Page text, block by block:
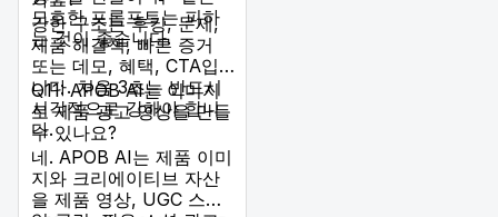
모호한 프롬프트는 피하
는 것이 좋습니다.
강한 구조는 후킹, 문제,
제품 해결책, 빠른 증거
또는 데모, 혜택, CTA입
니다. 처음 3초는 반드시
시각적으로 강해야 합니
다.
Q11: APOB AI는 이미지
로 제품 광고 영상을 만들
수 있나요?
네. APOB AI는 제품 이미
지와 크리에이티브 자산
을 제품 영상, UGC 스타